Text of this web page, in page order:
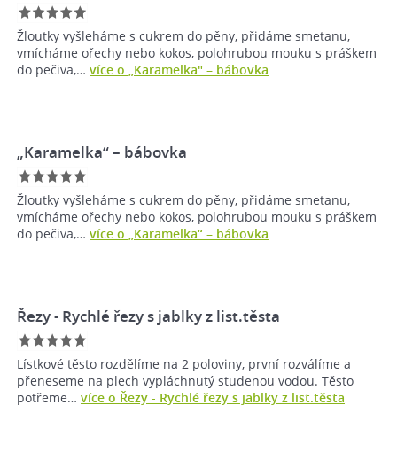
Žloutky vyšleháme s cukrem do pěny, přidáme smetanu,
vmícháme ořechy nebo kokos, polohrubou mouku s práškem
do pečiva,… více o „Karamelka" – bábovka
„Karamelka“ – bábovka
Žloutky vyšleháme s cukrem do pěny, přidáme smetanu,
vmícháme ořechy nebo kokos, polohrubou mouku s práškem
do pečiva,… více o „Karamelka“ – bábovka
Řezy - Rychlé řezy s jablky z list.těsta
Lístkové těsto rozdělíme na 2 poloviny, první rozválíme a
přeneseme na plech vypláchnutý studenou vodou. Těsto
potřeme… více o Řezy - Rychlé řezy s jablky z list.těsta